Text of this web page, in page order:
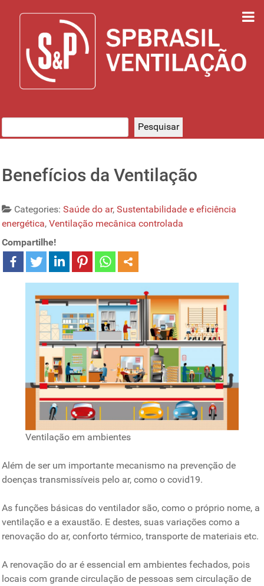
Pesquisar
Pesquisar
Benefícios da Ventilação
Categories:Saúde do ar,Sustentabilidade e eficiência
energética,Ventilação mecânica controlada
Compartilhe!
Ventilação em ambientes
Além de ser um importante mecanismo na prevenção de
doenças transmissíveis pelo ar, como o covid19.
As funções básicas do ventilador são, como o próprio nome, a
ventilação e a exaustão. E destes, suas variações como a
renovação do ar, conforto térmico, transporte de materiais etc.
A renovação do ar é essencial em ambientes fechados, pois
locais com grande circulação de pessoas sem circulação de